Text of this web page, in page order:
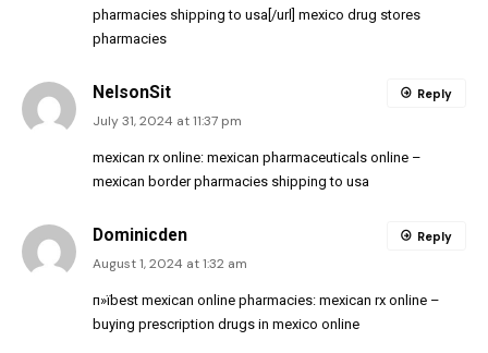
pharmacies shipping to usa[/url] mexico drug stores
pharmacies
NelsonSit
July 31, 2024 at 11:37 pm
mexican rx online: mexican pharmaceuticals online –
mexican border pharmacies shipping to usa
Reply
Dominicden
August 1, 2024 at 1:32 am
п»їbest mexican online pharmacies: mexican rx online –
buying prescription drugs in mexico online
Reply